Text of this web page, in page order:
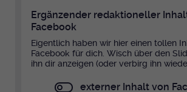
Ergänzender redaktioneller
Facebook
Eigentlich haben wir hier einen tollen
Facebook für dich. Wisch über den
ihn dir anzeigen (oder verbirg ihn
externer Inhalt von